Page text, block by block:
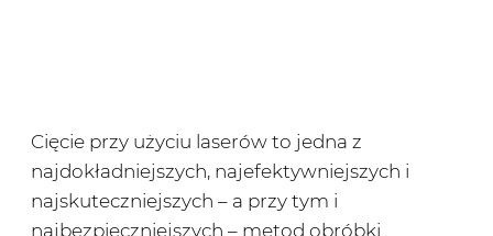
Cięcie przy użyciu laserów to jedna z
najdokładniejszych, najefektywniejszych i
najskuteczniejszych – a przy tym i
najbezpieczniejszych – metod obróbki